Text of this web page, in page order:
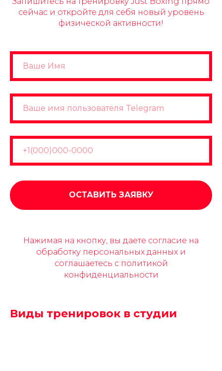
сейчас и откройте для себя новый уровень
физической активности!
ОСТАВИТЬ ЗАЯВКУ
Нажимая на кнопку, вы даете согласие на
обработку персональных данных и
соглашаетесь c политикой
конфиденциальности
Виды тренировок в студии